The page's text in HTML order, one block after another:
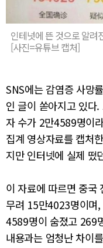
인테넛에 뜬 것으로 알려
[사진=유튜브 캡처]
SNS에는 감염증 사망
인 글이 쏟아지고 있다
자 수가 2만4589명이
집계 영상자료를 캡처
지만 인터넷에 실제 떴
이 자료에 따르면 중국
무려 15만4023명이며
4589명이 숨졌고 269
내용과는 엄청난 차이